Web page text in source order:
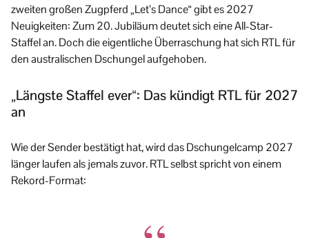
zweiten großen Zugpferd „Let’s Dance“ gibt es 2027
Neuigkeiten: Zum 20. Jubiläum deutet sich eine All-Star-
Staffel an. Doch die eigentliche Überraschung hat sich RTL für
den australischen Dschungel aufgehoben.
„Längste Staffel ever“: Das kündigt RTL für 2027
an
Wie der Sender bestätigt hat, wird das Dschungelcamp 2027
länger laufen als jemals zuvor. RTL selbst spricht von einem
Rekord-Format: